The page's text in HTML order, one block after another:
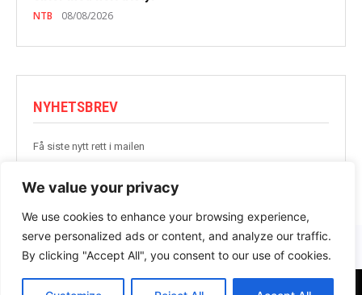
We value your privacy
We use cookies to enhance your browsing experience,
serve personalized ads or content, and analyze our traffic.
By clicking "Accept All", you consent to our use of cookies.
NTB 08/08/2026
NYHETSBREV
Få siste nytt rett i mailen